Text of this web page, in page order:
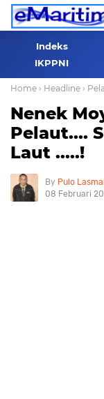
Indeks
IKPPNI
Home › Headline ›
Nenek
Pelaut....
Laut .....!
Pulo
08 Februari